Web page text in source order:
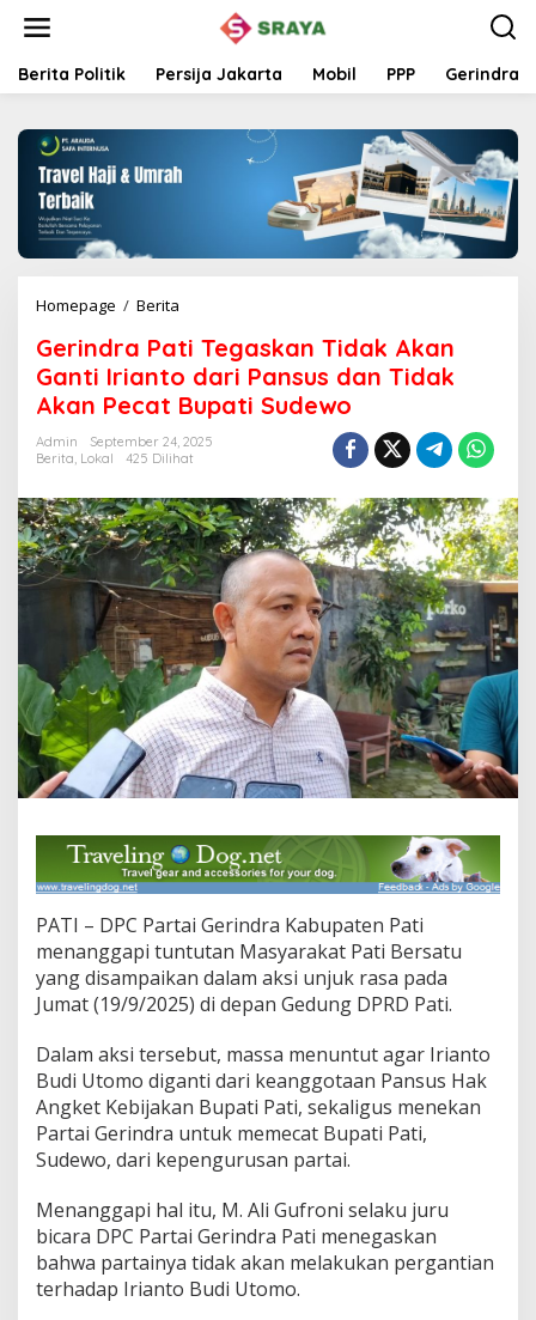
t
Berita Politik Persija Jakarta Mobil PPP Gerindra
Homepage / Berita
r
i
n
d
r
a
a
t
i
T
e
g
a
s
k
a
n
T
i
d
a
A
k
a
G
a
n
t
i
r
i
a
t
o
a
r
P
a
Gerindra Pati Tegaskan Tidak Akan
Ganti Irianto dari Pansus dan Tidak
Akan Pecat Bupati Sudewo
Admin
September 24, 2025
Berita Lokal 425 Dilihat
PATI – DPC Partai Gerindra Kabupaten Pati
menanggapi tuntutan Masyarakat Pati Bersatu
yang disampaikan dalam aksi unjuk rasa pada
Jumat (19/9/2025) di depan Gedung DPRD Pati.
Dalam aksi tersebut, massa menuntut agar Irianto
Budi Utomo diganti dari keanggotaan Pansus Hak
Angket Kebijakan Bupati Pati, sekaligus menekan
Partai Gerindra untuk memecat Bupati Pati,
Sudewo, dari kepengurusan partai.
Menanggapi hal itu, M. Ali Gufroni selaku juru
bicara DPC Partai Gerindra Pati menegaskan
bahwa partainya tidak akan melakukan pergantian
terhadap Irianto Budi Utomo.